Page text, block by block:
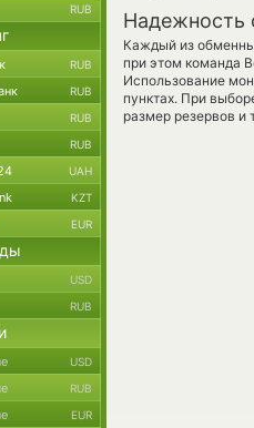
Надежность
Каждый из
при этом команда
Использование
пунктах. При
размер резервов и
RUB
RUB
RUB
RUB
RUB
UAH
KZT
EUR
USD
RUB
USD
RUB
EUR